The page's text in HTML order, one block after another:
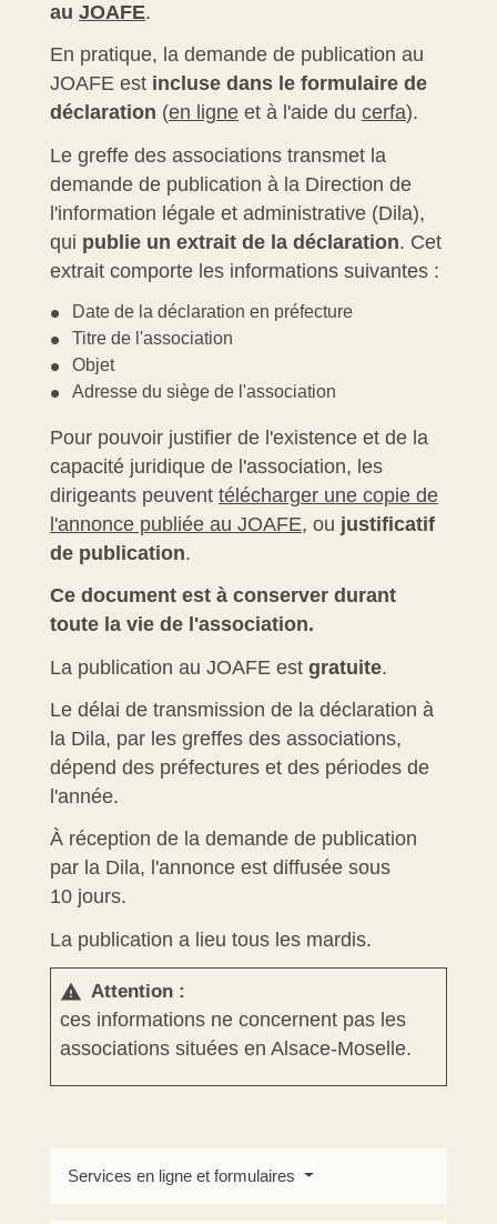
au JOAFE.
En pratique, la demande de publication au
JOAFE est incluse dans le formulaire de
déclaration (en ligne et à l'aide du cerfa).
Le greffe des associations transmet la
demande de publication à la Direction de
l'information légale et administrative (Dila),
qui publie un extrait de la déclaration. Cet
extrait comporte les informations suivantes :
Date de la déclaration en préfecture
Titre de l'association
Objet
Adresse du siège de l'association
Pour pouvoir justifier de l'existence et de la
capacité juridique de l'association, les
dirigeants peuvent télécharger une copie de
l'annonce publiée au JOAFE, ou justificatif
de publication.
Ce document est à conserver durant
toute la vie de l'association.
La publication au JOAFE est gratuite.
Le délai de transmission de la déclaration à
la Dila, par les greffes des associations,
dépend des préfectures et des périodes de
l'année.
À réception de la demande de publication
par la Dila, l'annonce est diffusée sous
10 jours.
La publication a lieu tous les mardis.
warning Attention :
ces informations ne concernent pas les
associations situées en Alsace-Moselle.
Services en ligne et formulaires